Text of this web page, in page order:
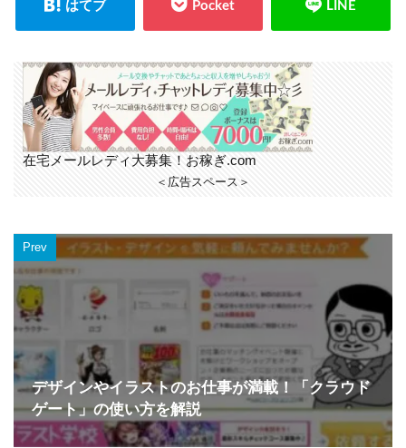
在宅メールレディ大募集！お稼ぎ.com
＜広告スペース＞
Prev
デザインやイラストのお仕事が満載！「クラウド
ゲート」の使い方を解説